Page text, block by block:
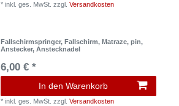
*inkl. ges. MwSt. zzgl.Versandkosten
Fallschirmspringer, Fallschirm, Matraze, pin,
Anstecker, Anstecknadel
6,00 € *
In den Warenkorb
*inkl. ges. MwSt. zzgl.Versandkosten